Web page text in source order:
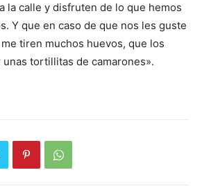
la calle y disfruten de lo que hemos
Y que en caso de que nos les guste
tiren muchos huevos, que los
tortillitas de camarones».